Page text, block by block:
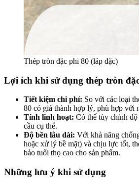
Thép tròn đặc phi 80 (láp đặc)
Lợi ích khi sử dụng thép tròn
Tiết kiệm chi phí: So với các loại
80 có giá thành hợp lý, phù hợp với
Tính linh hoạt: Có thể tùy chỉnh
cầu cụ thể.
Độ bền lâu dài: Với khả năng
hoặc xử lý bề mặt) và chịu lực tốt,
bảo tuổi thọ cao cho sản phẩm.
Những lưu ý khi sử dụng